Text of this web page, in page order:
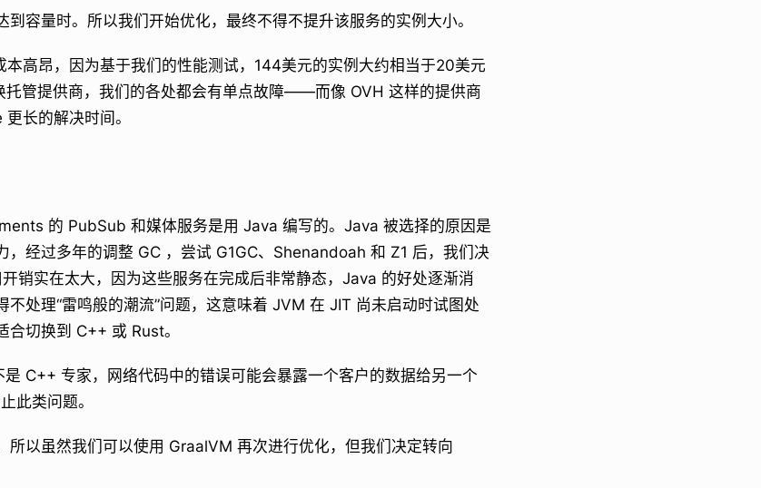
到容量时。所以我们开始优化，最终不得不提升该服务的实例大小。
高昂，因为基于我们的性能测试，144美元的实例大约相当于20美元
托管提供商，我们的各处都会有单点故障——而像 OVH 这样的提供商
长的解决时间。
的 PubSub 和媒体服务是用 Java 编写的。Java 被选择的原因是
，经过多年的调整 GC ，尝试 G1GC、Shenandoah 和 Z1 后，我们决
销实在太大，因为这些服务在完成后非常静态，Java 的好处逐渐消
不处理“雷鸣般的潮流”问题，这意味着 JVM 在 JIT 尚未启动时试图处
合切换到 C++ 或 Rust。
C++ 专家，网络代码中的错误可能会暴露一个客户的数据给另一个
此类问题。
所以虽然我们可以使用 GraalVM 再次进行优化，但我们决定转向